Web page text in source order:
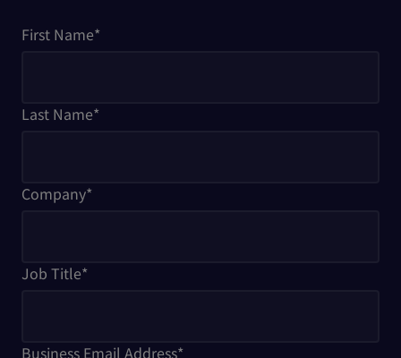
First Name*
Last Name*
Company*
Job Title*
Business Email Address*